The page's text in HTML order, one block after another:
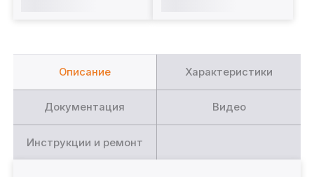
Описание Характеристики
Документация Видео
Инструкции и ремонт